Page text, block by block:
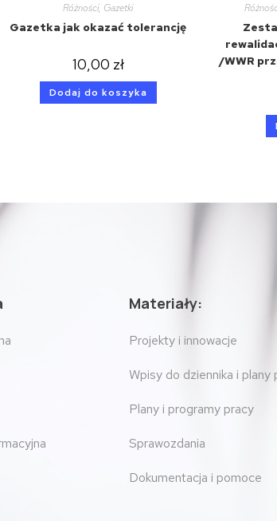
Różności, Gazetki
Gazetka jak okazać tolerancję
10,00 zł
Dodaj do koszyka
/WWR
Materiały:
Projekty i innowacje
Wpisy do dziennika i plany
Plany i programy pracy
Sprawozdania
Dokumentacja i pomoce